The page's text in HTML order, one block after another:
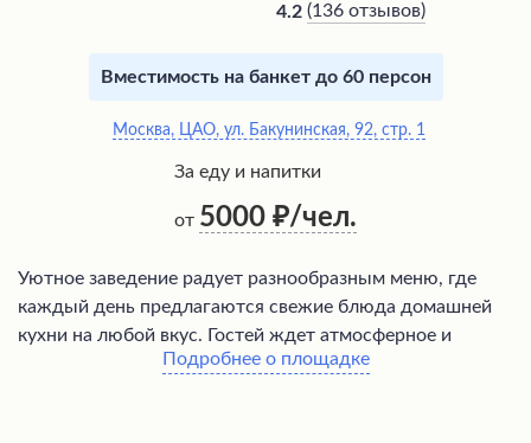
4.2 (136 отзывов)
Вместимость на банкет до 60 персон
Москва, ЦАО, ул. Бакунинская, 92, стр. 1
За еду и напитки
от 5000 /чел.
Уютное заведение радует разнообразным меню, где
каждый день предлагаются свежие блюда домашней
кухни на любой вкус. Гостей ждет атмосферное и
изысканное пространство с качественным
Подробнее о площадке